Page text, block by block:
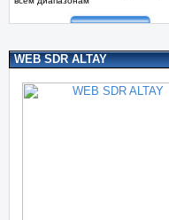
WEB SDR ALTAY